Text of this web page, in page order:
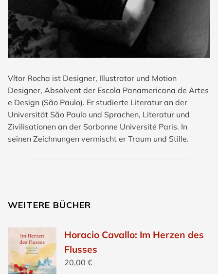
Vítor Rocha ist Designer, Illustrator und Motion
Designer, Absolvent der Escola Panamericana de Artes
e Design (São Paulo). Er studierte Literatur an der
Universität São Paulo und Sprachen, Literatur und
Zivilisationen an der Sorbonne Université Paris. In
seinen Zeichnungen vermischt er Traum und Stille.
WEITERE BÜCHER
Horacio Cavallo: Im Herzen des
Flusses
20,00 €